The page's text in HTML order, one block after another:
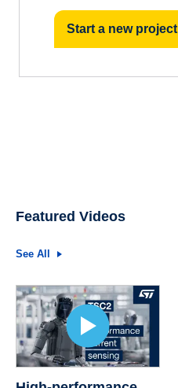
Start a new project
Featured Videos
See All